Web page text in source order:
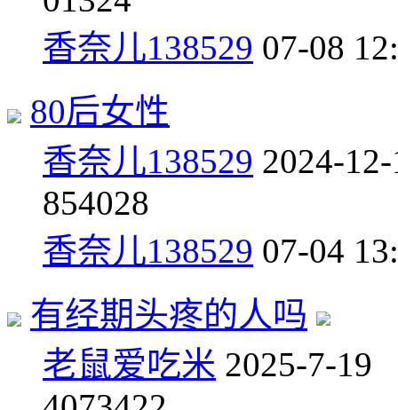
香奈儿138529 07-08
80后女性
香奈儿138529 2024-
854028
香奈儿138529 07-04
有经期头疼的人吗
老鼠爱吃米 2025-7-19